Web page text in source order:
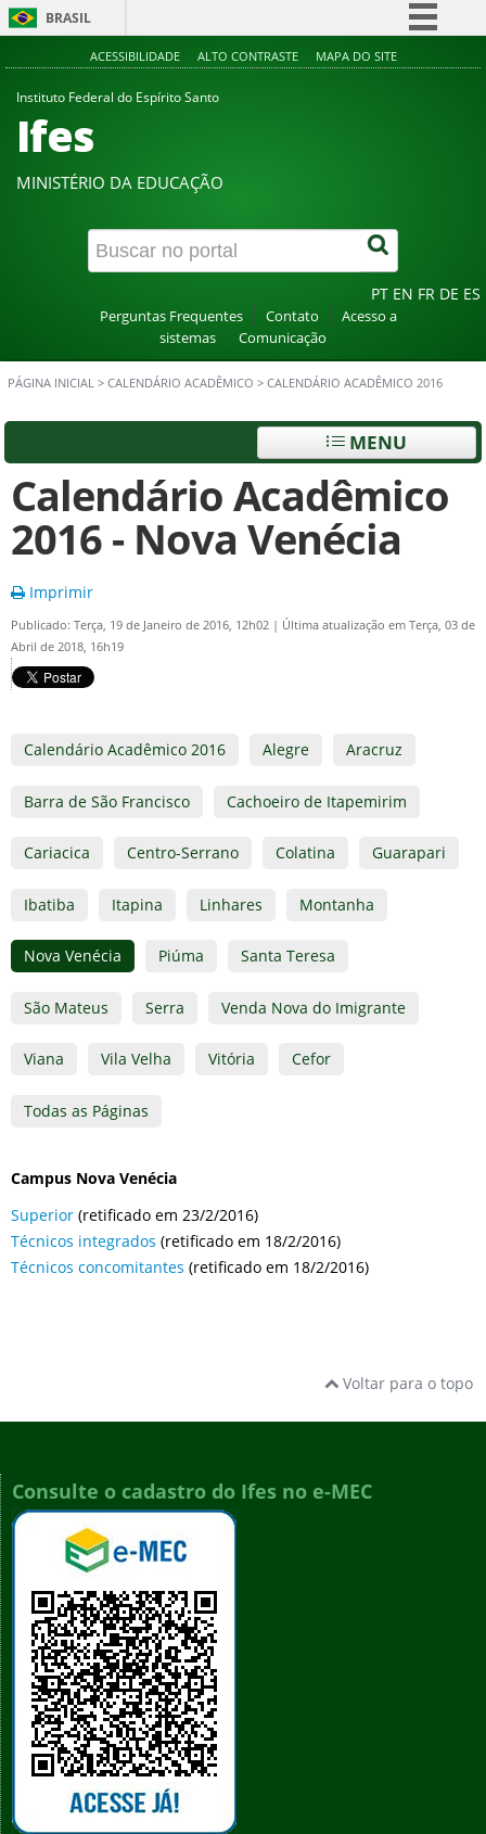
BRASIL
Simplifique!
Canais
ACESSIBILIDADE ALTO CONTRASTE MAPA DO SITE
Instituto Federal do Espírito Santo
Ifes
MINISTÉRIO DA EDUCAÇÃO
PT EN FR DE ES
Perguntas Frequentes Contato
Acesso a
sistemas
Comunicação
PÁGINA INICIAL > CALENDÁRIO ACADÊMICO > CALENDÁRIO ACADÊMICO 2016
MENU
Calendário Acadêmico
2016 - Nova Venécia
Imprimir
Publicado: Terça, 19 de Janeiro de 2016, 12h02 | Última atualização em Terça, 03 de
Abril de 2018, 16h19
Calendário Acadêmico 2016 Alegre Aracruz
Barra de São Francisco Cachoeiro de Itapemirim
Cariacica Centro-Serrano Colatina Guarapari
Ibatiba Itapina Linhares Montanha
Nova Venécia Piúma Santa Teresa
São Mateus Serra Venda Nova do Imigrante
Viana Vila Velha Vitória Cefor
Todas as Páginas
Campus Nova Venécia
Superior (retificado em 23/2/2016)
Técnicos integrados (retificado em 18/2/2016)
Técnicos concomitantes (retificado em 18/2/2016)
Voltar para o topo
Consulte o cadastro do Ifes no e-MEC